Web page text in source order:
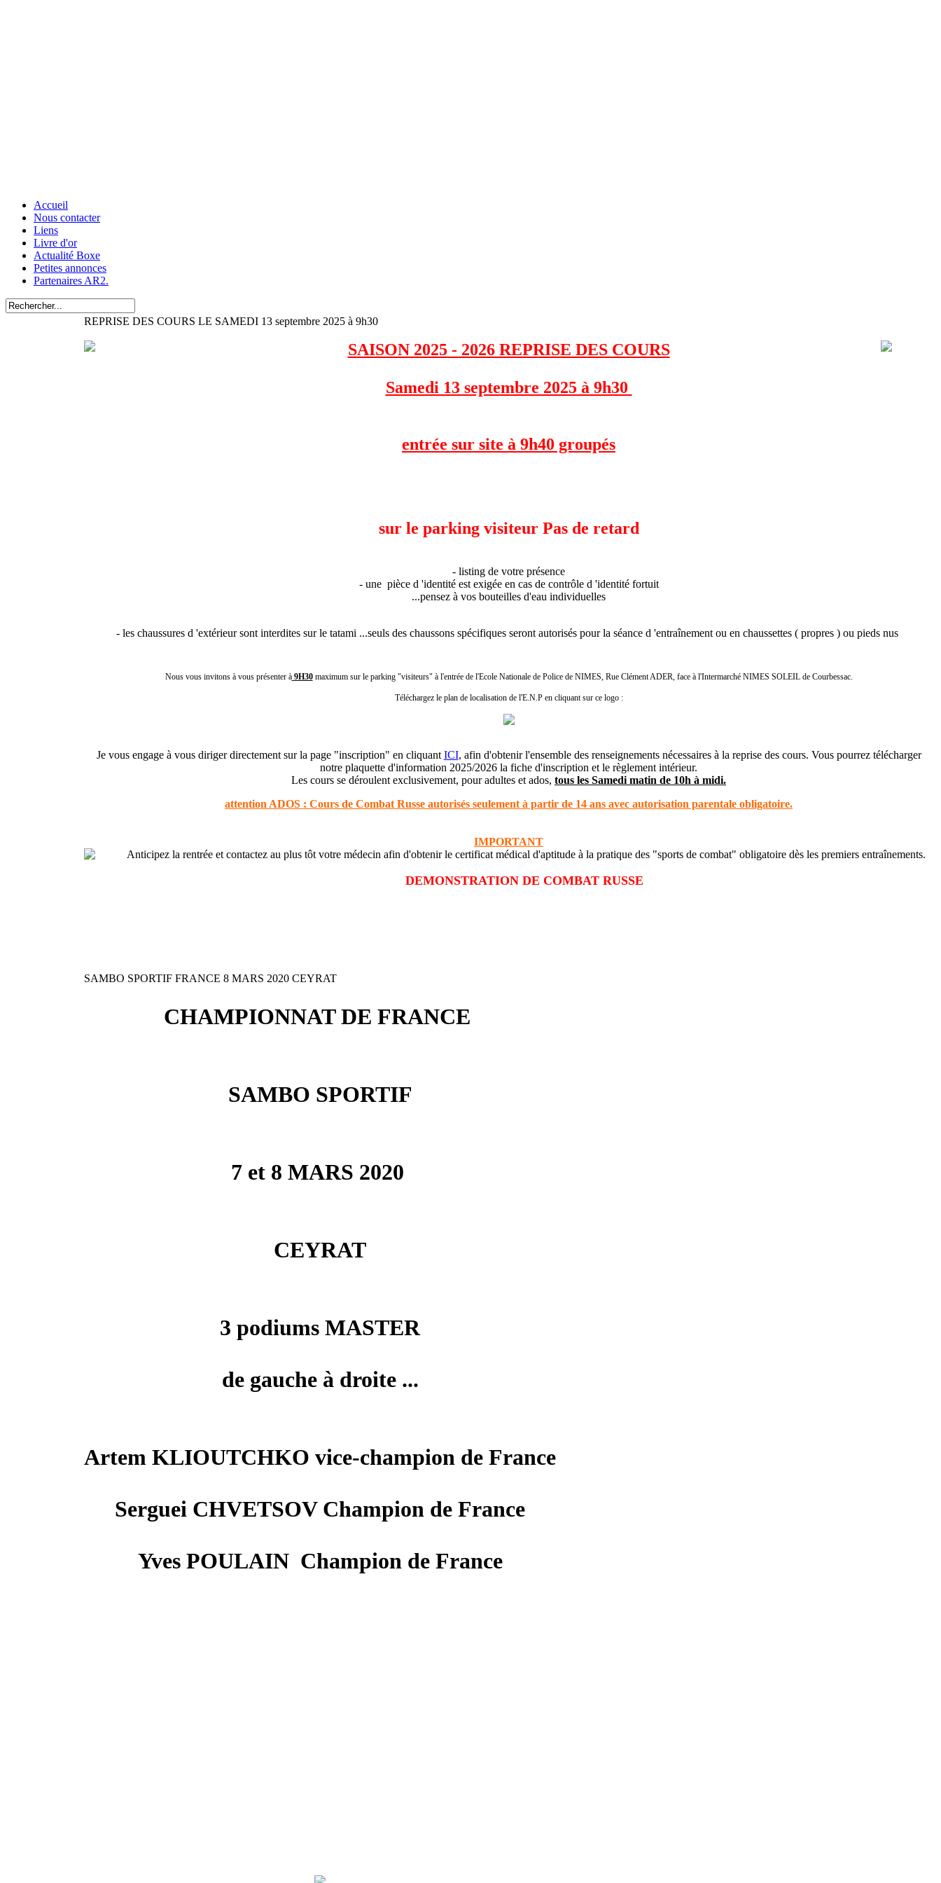
Accueil
Nous contacter
Liens
Livre d'or
Actualité Boxe
Petites annonces
Partenaires AR2.
REPRISE DES COURS LE SAMEDI 13 septembre 2025 à 9h30
SAISON 2025 - 2026 REPRISE DES COURS
Samedi 13 septembre 2025 à 9h30
entrée sur site à 9h40 groupés
sur le parking visiteur Pas de retard
- listing de votre présence
- une pièce d 'identité est exigée en cas de contrôle d 'identité fortuit
...pensez à vos bouteilles d'eau individuelles
- les chaussures d 'extérieur sont interdites sur le tatami ...seuls des chaussons spécifiques seront autorisés pour la séance d 'entraînement ou en chaussettes ( propres ) ou pieds nus
Nous vous invitons à vous présenter à 9H30maximum sur le parking "visiteurs" à l'entrée de l'Ecole Nationale de Police de NIMES, Rue Clément ADER, face à l'Intermarché NIMES SOLEIL de Courbessac.
Téléchargez le plan de localisation de l'E.N.P en cliquant sur ce logo :
Je vous engage à vous diriger directement sur la page "inscription" en cliquant ICI, afin d'obtenir l'ensemble des renseignements nécessaires à la reprise des cours. Vous pourrez télécharger
notre plaquette d'information 2025/2026 la fiche d'inscription et le règlement intérieur.
Les cours se déroulent exclusivement, pour adultes et ados, tous les Samedi matin de 10h à midi.
attention ADOS : Cours de Combat Russe autorisés seulement à partir de 14 ans avec autorisation parentale obligatoire.
IMPORTANT
Anticipez la rentrée et contactez au plus tôt votre médecin afin d'obtenir le certificat médical d'aptitude à la pratique des "sports de combat" obligatoire dès les premiers entraînements.
DEMONSTRATION DE COMBAT RUSSE
SAMBO SPORTIF FRANCE 8 MARS 2020 CEYRAT
CHAMPIONNAT DE FRANCE
SAMBO SPORTIF
7 et 8 MARS 2020
CEYRAT
3 podiums MASTER
de gauche à droite ...
Artem KLIOUTCHKO vice-champion de France
Serguei CHVETSOV Champion de France
Yves POULAIN Champion de France